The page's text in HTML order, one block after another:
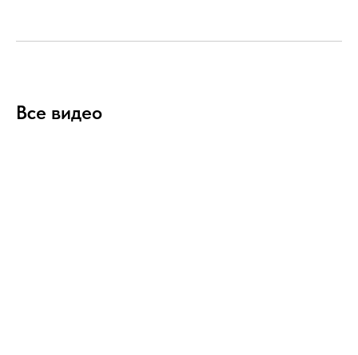
Все видео